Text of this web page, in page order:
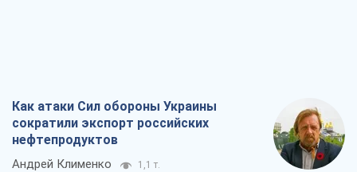
Как атаки Сил обороны Украины
сократили экспорт российских
нефтепродуктов
Андрей Клименко 1,1 т.